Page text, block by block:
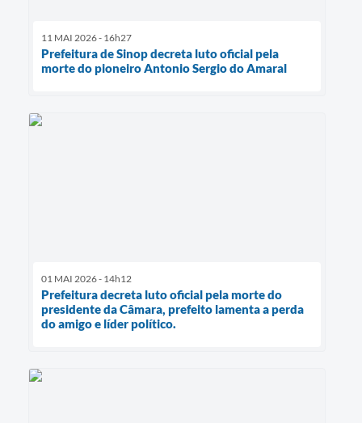
11 MAI 2026 - 16h27
Prefeitura de Sinop decreta luto oficial pela
morte do pioneiro Antonio Sergio do Amaral
01 MAI 2026 - 14h12
Prefeitura decreta luto oficial pela morte do
presidente da Câmara, prefeito lamenta a perda
do amigo e líder político.